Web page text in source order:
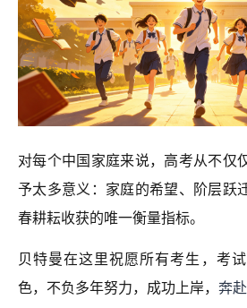
对每个中国家庭来说，高考从不仅
予太多意义：家庭的希望、阶层跃
春耕耘收获的唯一衡量指标。
贝特曼在这里祝愿所有考生，考
色，不负多年努力，成功上岸， 奔